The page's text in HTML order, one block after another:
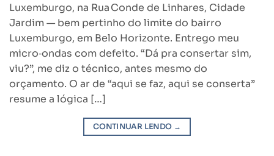
Luxemburgo, na Rua Conde de Linhares, Cidade
Jardim — bem pertinho do limite do bairro
Luxemburgo, em Belo Horizonte. Entrego meu
micro‑ondas com defeito. “Dá pra consertar sim,
viu?”, me diz o técnico, antes mesmo do
orçamento. O ar de “aqui se faz, aqui se conserta”
resume a lógica […]
CONTINUAR LENDO →